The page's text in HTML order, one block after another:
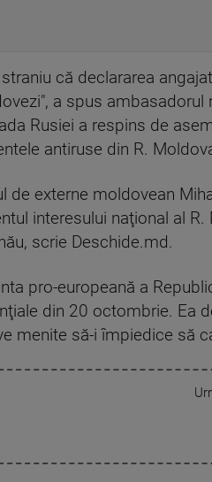
că declararea
a spus ambasadorul
Rusiei a respins de
antiruse din R.
de externe moldovean
interesului naţional al
scrie Deschide.md.
pro-europeană a
din 20 octombrie. Ea
menite să-i împiedice să